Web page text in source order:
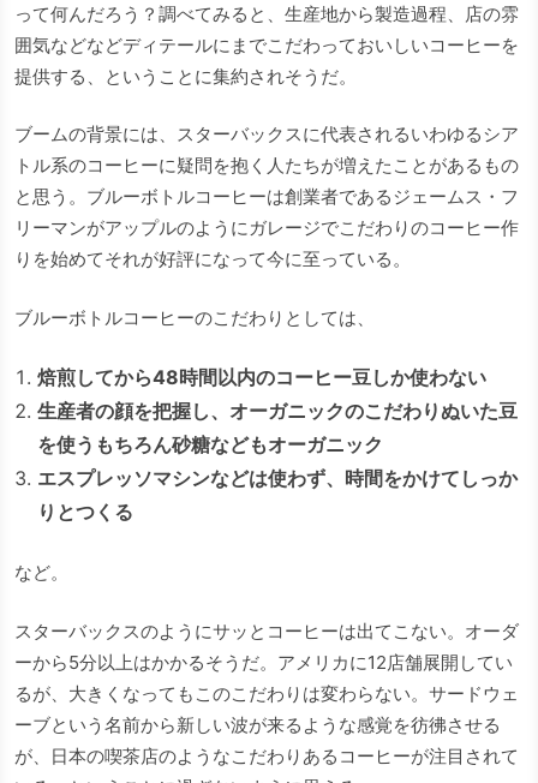
って何んだろう？調べてみると、生産地から製造過程、店の雰
囲気などなどディテールにまでこだわっておいしいコーヒーを
提供する、ということに集約されそうだ。
ブームの背景には、スターバックスに代表されるいわゆるシア
トル系のコーヒーに疑問を抱く人たちが増えたことがあるもの
と思う。ブルーボトルコーヒーは創業者であるジェームス・フ
リーマンがアップルのようにガレージでこだわりのコーヒー作
りを始めてそれが好評になって今に至っている。
ブルーボトルコーヒーのこだわりとしては、
焙煎してから48時間以内のコーヒー豆しか使わない
生産者の顔を把握し、オーガニックのこだわりぬいた豆
を使うもちろん砂糖などもオーガニック
エスプレッソマシンなどは使わず、時間をかけてしっか
りとつくる
など。
スターバックスのようにサッとコーヒーは出てこない。オーダ
ーから5分以上はかかるそうだ。アメリカに12店舗展開してい
るが、大きくなってもこのこだわりは変わらない。サードウェ
ーブという名前から新しい波が来るような感覚を彷彿させる
が、日本の喫茶店のようなこだわりあるコーヒーが注目されて